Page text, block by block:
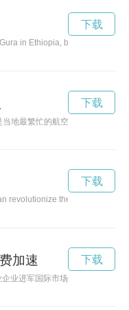
in Ethiopia, boasting a rich
下载
地最繁忙的航空枢纽之一。其
下载
revolutionize the way you
下载
加速
业进军国际市场的利器，通过
下载